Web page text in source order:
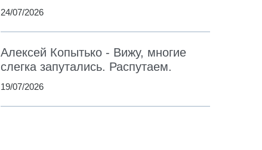
24/07/2026
Алексей Копытько - Вижу, многие
слегка запутались. Распутаем.
19/07/2026